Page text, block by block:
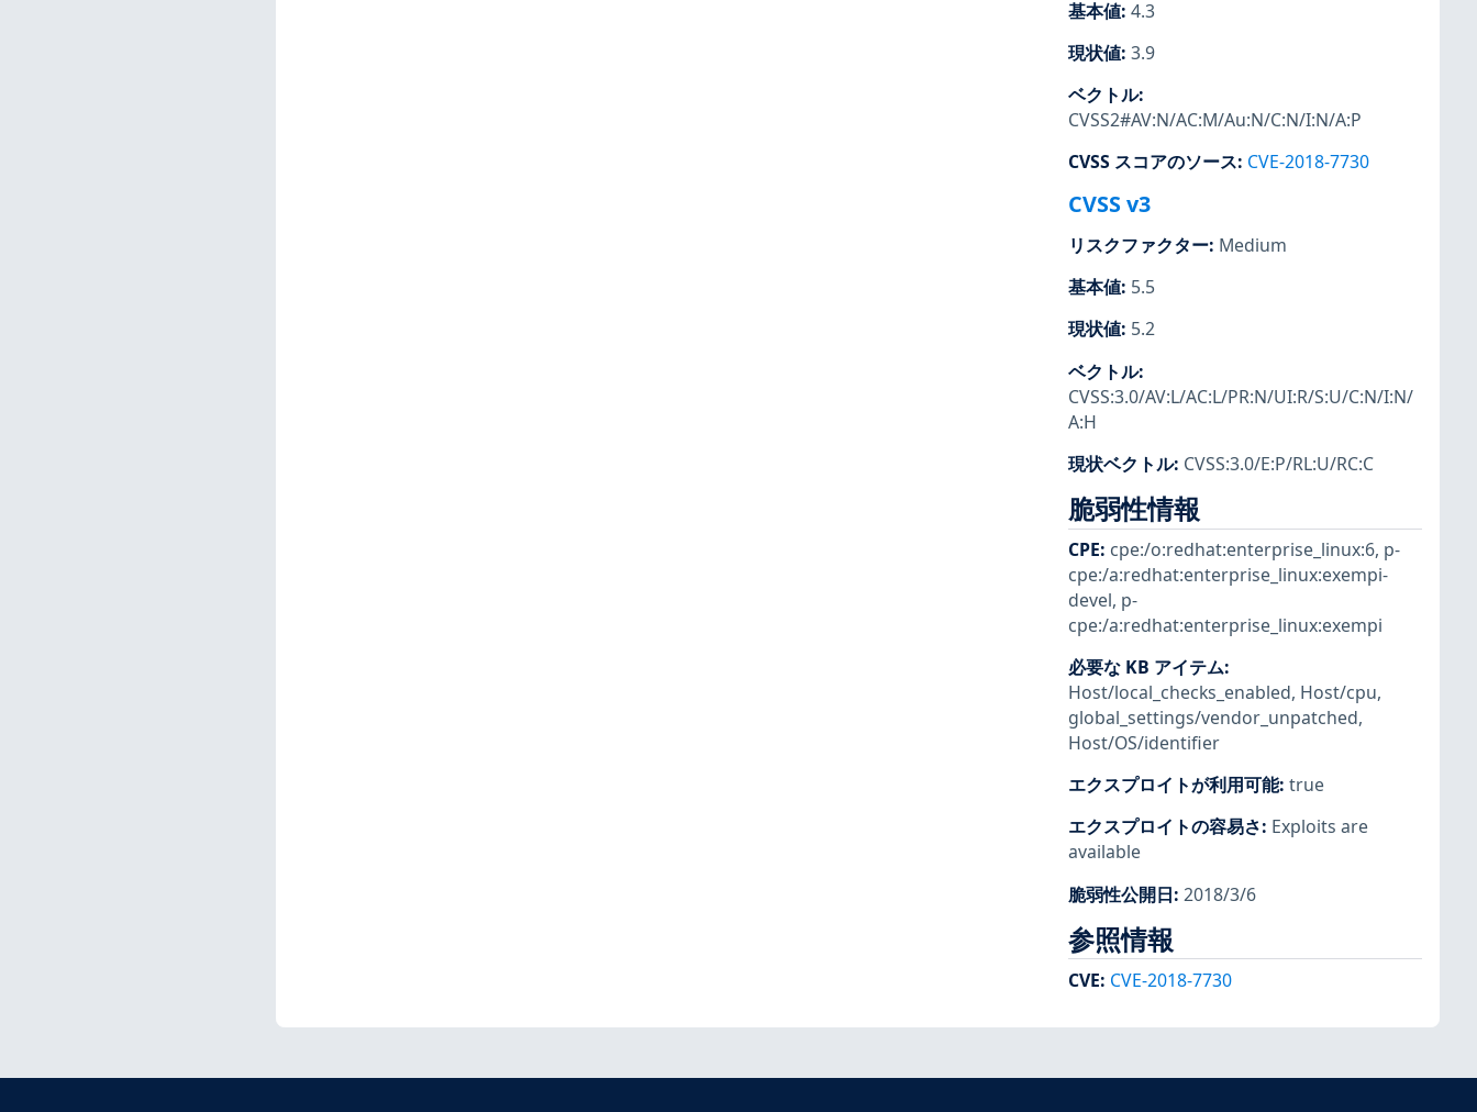
基本値: 4.3
現状値: 3.9
ベクトル:
CVSS2#AV:N/AC:M/Au:N/C:N/I:N/A:P
CVSS スコアのソース: CVE-2018-7730
CVSS v3
リスクファクター: Medium
基本値: 5.5
現状値: 5.2
ベクトル:
CVSS:3.0/AV:L/AC:L/PR:N/UI:R/S:U/C:N/I:N/
A:H
現状ベクトル: CVSS:3.0/E:P/RL:U/RC:C
脆弱性情報
CPE: cpe:/o:redhat:enterprise_linux:6, p-
cpe:/a:redhat:enterprise_linux:exempi-
devel, p-
cpe:/a:redhat:enterprise_linux:exempi
必要な KB アイテム:
Host/local_checks_enabled, Host/cpu,
global_settings/vendor_unpatched,
Host/OS/identifier
エクスプロイトが利用可能: true
エクスプロイトの容易さ: Exploits are
available
脆弱性公開日: 2018/3/6
参照情報
CVE: CVE-2018-7730